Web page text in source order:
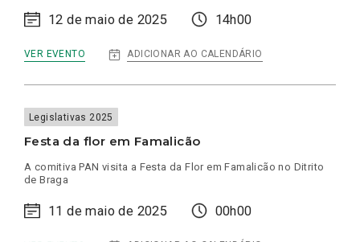
12 de maio de 2025
14h00
VER EVENTO ADICIONAR AO CALENDÁRIO
:
CAMPANHA
COIMBRA
Legislativas 2025
Festa da flor em Famalicão
A comitiva PAN visita a Festa da Flor em Famalicão no Ditrito
de Braga
11 de maio de 2025 00h00